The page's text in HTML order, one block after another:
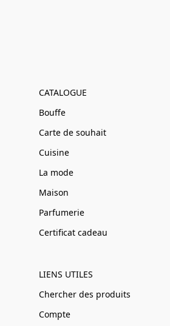
CATALOGUE
Bouffe
Carte de souhait
Cuisine
La mode
Maison
Parfumerie
Certificat cadeau
LIENS UTILES
Chercher des produits
Compte